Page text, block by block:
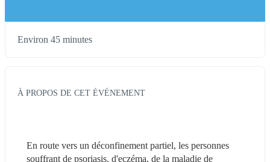
Environ 45 minutes
À PROPOS DE CET ÉVÉNEMENT
En route vers un déconfinement partiel, les personnes
souffrant de psoriasis, d'eczéma, de la maladie de